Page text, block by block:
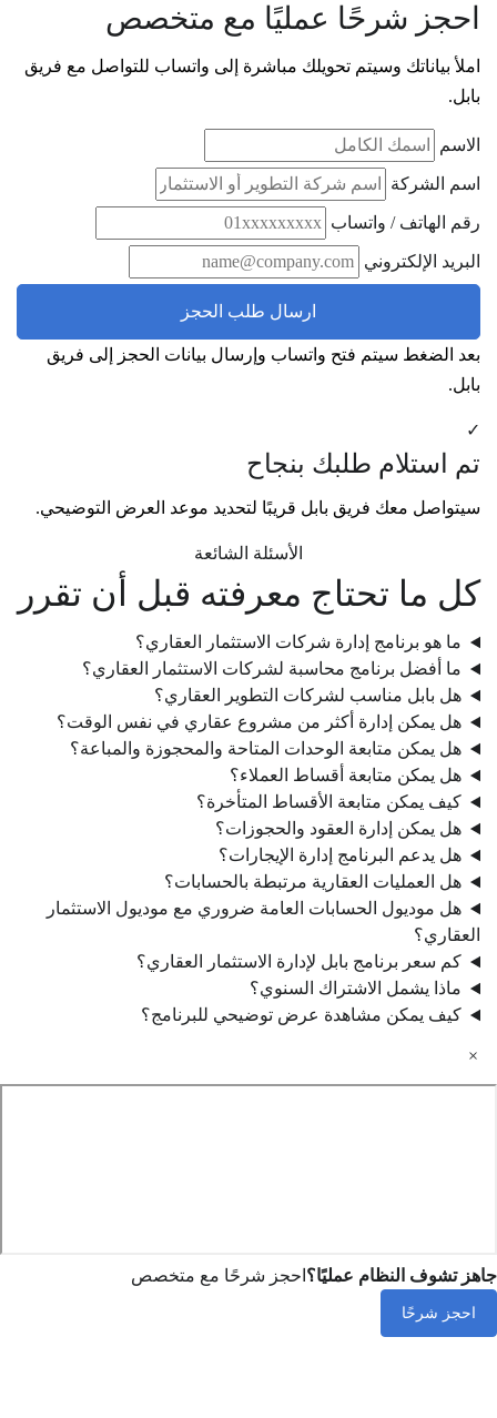
احجز شرحًا عمليًا مع متخصص
املأ بياناتك وسيتم تحويلك مباشرة إلى واتساب للتواصل مع فريق
بابل.
الاسم
اسم الشركة
رقم الهاتف / واتساب
البريد الإلكتروني
ارسال طلب الحجز
بعد الضغط سيتم فتح واتساب وإرسال بيانات الحجز إلى فريق
بابل.
✓
تم استلام طلبك بنجاح
سيتواصل معك فريق بابل قريبًا لتحديد موعد العرض التوضيحي.
الأسئلة الشائعة
كل ما تحتاج معرفته قبل أن تقرر
ما هو برنامج إدارة شركات الاستثمار العقاري؟
ما أفضل برنامج محاسبة لشركات الاستثمار العقاري؟
هل بابل مناسب لشركات التطوير العقاري؟
هل يمكن إدارة أكثر من مشروع عقاري في نفس الوقت؟
هل يمكن متابعة الوحدات المتاحة والمحجوزة والمباعة؟
هل يمكن متابعة أقساط العملاء؟
كيف يمكن متابعة الأقساط المتأخرة؟
هل يمكن إدارة العقود والحجوزات؟
هل يدعم البرنامج إدارة الإيجارات؟
هل العمليات العقارية مرتبطة بالحسابات؟
هل موديول الحسابات العامة ضروري مع موديول الاستثمار
العقاري؟
كم سعر برنامج بابل لإدارة الاستثمار العقاري؟
ماذا يشمل الاشتراك السنوي؟
كيف يمكن مشاهدة عرض توضيحي للبرنامج؟
×
جاهز تشوف النظام عمليًا؟ احجز شرحًا مع متخصص
احجز شرحًا